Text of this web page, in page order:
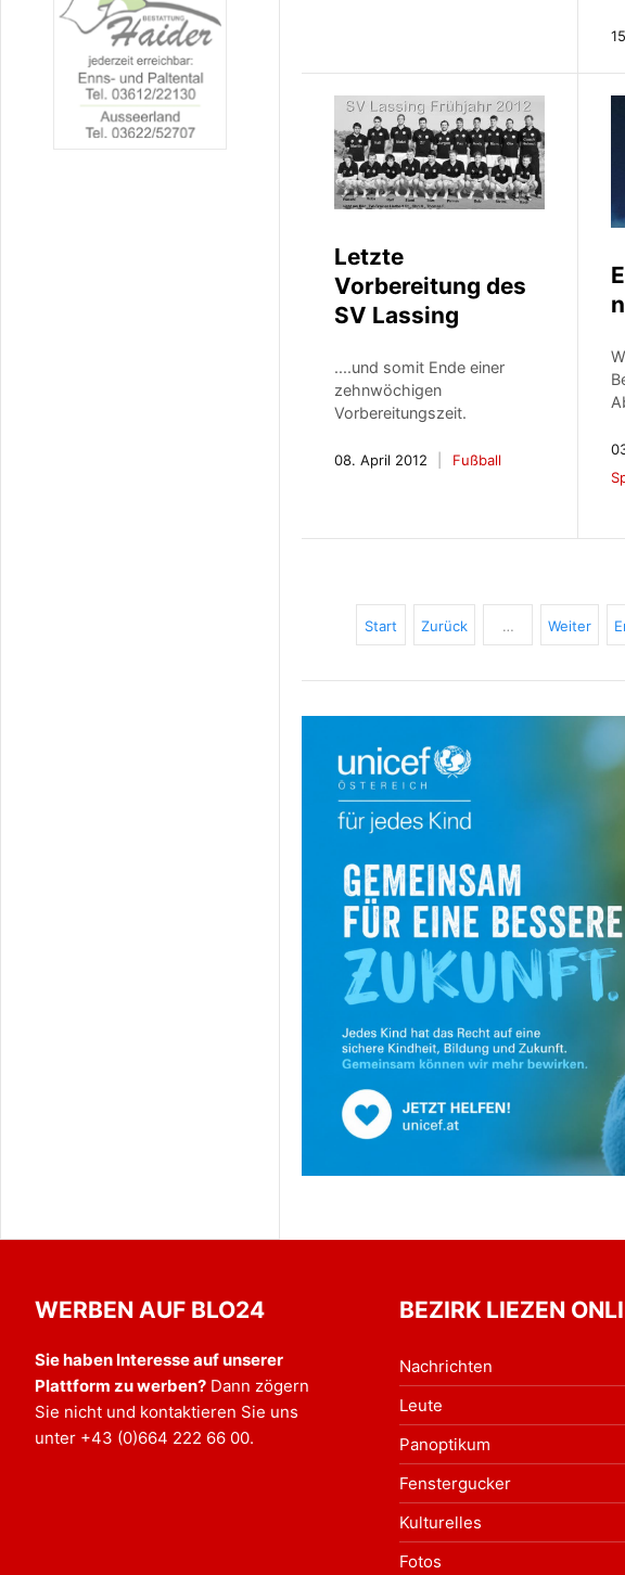
Letzte
Vorbereitung des
SV Lassing
....und somit Ende einer
zehnwöchigen
Vorbereitungszeit.
08. April 2012 Fußball
Start Zurück … Weiter
WERBEN AUF BLO24
Sie haben Interesse auf unserer
Plattform zu werben? Dann zögern
Sie nicht und kontaktieren Sie uns
unter +43 (0)664 222 66 00.
BEZIRK LIEZEN
Nachrichten
Leute
Panoptikum
Fenstergucker
Kulturelles
Fotos